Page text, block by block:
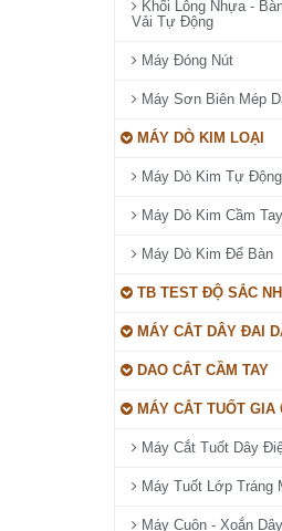
Khối Lông Nhựa -
Vải Tự Động
Máy Đóng Nút
Máy Sơn Biên Mép
MÁY DÒ KIM LOẠI
Máy Dò Kim Tự Động
Máy Dò Kim Cầm Tay
Máy Dò Kim Để Bàn
TB TEST ĐỘ SẮC
MÁY CẮT DÂY ĐAI
DAO CẮT CẦM TAY
MÁY CẮT TUỐT GIA
Máy Cắt Tuốt Dây
Máy Tuốt Lớp Tráng
Máy Cuộn - Xoắn